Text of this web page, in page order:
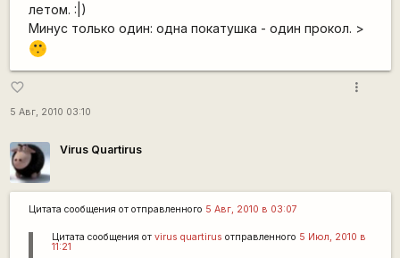
летом. :|)
Минус только один: одна покатушка - один прокол. >
:[
favorite_border
5 Авг, 2010 03:10
more_vert
Virus Quartirus
Цитата сообщения от отправленного 5 Авг, 2010 в 03:07
Цитата сообщения от virus quartirus отправленного 5 Июл, 2010 в
11:21